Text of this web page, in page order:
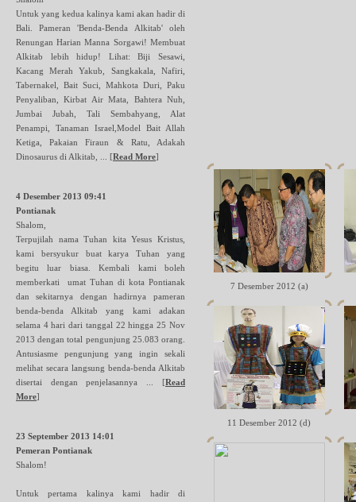
Untuk yang kedua kalinya kami akan hadir di
Bali. Pameran 'Benda-Benda Alkitab' oleh
Renungan Harian Manna Sorgawi! Membuat
Alkitab lebih hidup! Lihat: Biji Sesawi,
Kacang Merah Yakub, Sangkakala, Nafiri,
Tabernakel, Bait Suci, Mahkota Duri, Paku
Penyaliban, Kirbat Air Mata, Bahtera Nuh,
Jumbai Jubah, Tali Sembahyang, Alat
Penampi, Tanaman Israel,Model Bait Allah
Ketiga, Pakaian Firaun & Ratu, Adakah
Dinosaurus di Alkitab, ... [Read More]
4 Desember 2013 09:41
Pontianak
Shalom,
Terpujilah nama Tuhan kita Yesus Kristus,
kami bersyukur buat karya Tuhan yang
begitu luar biasa. Kembali kami boleh
memberkati umat Tuhan di kota Pontianak
dan sekitarnya dengan hadirnya pameran
benda-benda Alkitab yang kami adakan
selama 4 hari dari tanggal 22 hingga 25 Nov
2013 dengan total pengunjung 25.083 orang.
Antusiasme pengunjung yang ingin sekali
melihat secara langsung benda-benda Alkitab
disertai dengan penjelasannya ... [Read
More]
23 September 2013 14:01
Pemeran Pontianak
Shalom!
Untuk pertama kalinya kami hadir di
7 Desember 2012 (a)
11 Desember 2012 (d)